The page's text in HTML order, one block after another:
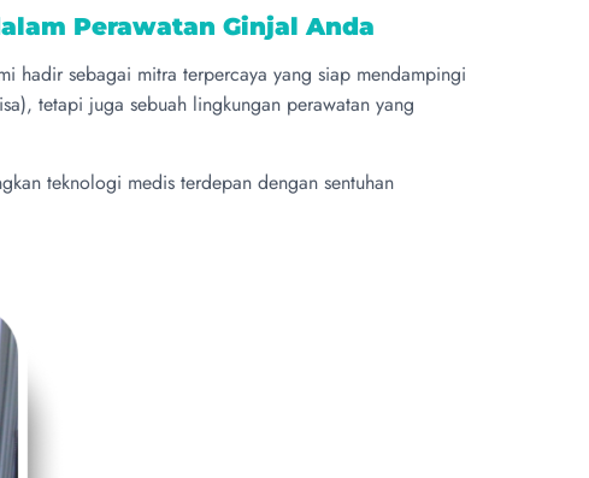
Perawatan Ginjal Anda
hadir sebagai mitra terpercaya yang siap mendampingi
tetapi juga sebuah lingkungan perawatan yang
teknologi medis terdepan dengan sentuhan